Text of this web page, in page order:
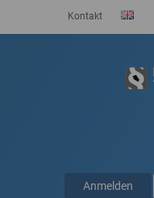
Kontakt
Anmelden